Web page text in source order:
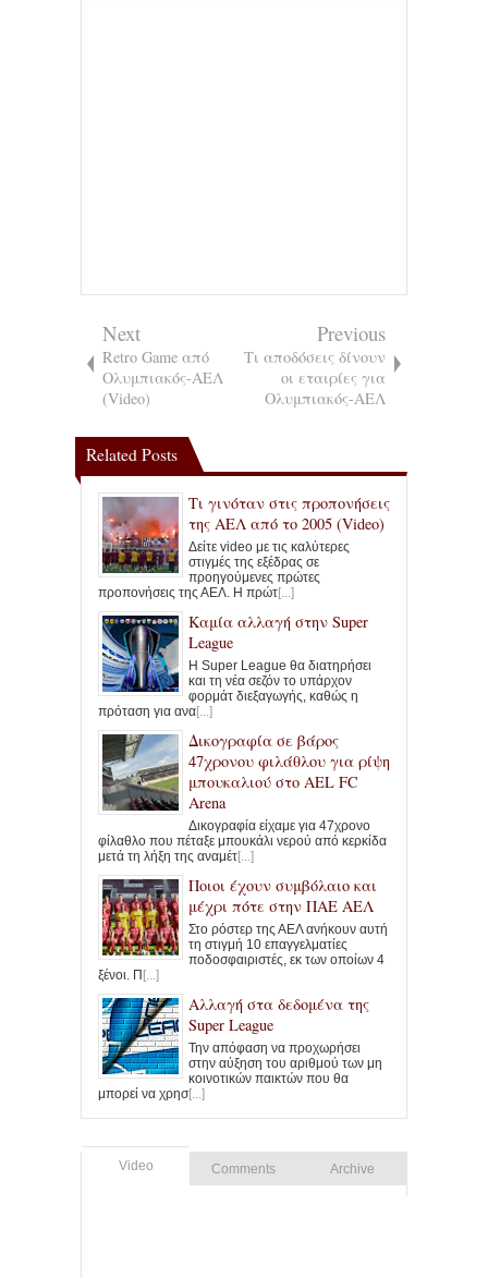
Next
Retro Game από
Ολυμπιακός-ΑΕΛ
(Video)
Previous
Τι αποδόσεις δίνουν
οι εταιρίες για
Ολυμπιακός-ΑΕΛ
Related Posts
Τι γινόταν στις προπονήσεις
της ΑΕΛ από το 2005 (Video)
Δείτε video με τις καλύτερες
στιγμές της εξέδρας σε
προηγούμενες πρώτες
προπονήσεις της ΑΕΛ. Η πρώτ[...]
Καμία αλλαγή στην Super
League
Η Super League θα διατηρήσει
και τη νέα σεζόν το υπάρχον
φορμάτ διεξαγωγής, καθώς η
πρόταση για ανα[...]
Δικογραφία σε βάρος
47χρονου φιλάθλου για ρίψη
μπουκαλιού στο AEL FC
Arena
Δικογραφία είχαμε για 47χρονο
φίλαθλο που πέταξε μπουκάλι νερού από κερκίδα
μετά τη λήξη της αναμέτ[...]
Ποιοι έχουν συμβόλαιο και
μέχρι πότε στην ΠΑΕ ΑΕΛ
Στο ρόστερ της ΑΕΛ ανήκουν αυτή
τη στιγμή 10 επαγγελματίες
ποδοσφαιριστές, εκ των οποίων 4
ξένοι. Π [...]
Αλλαγή στα δεδομένα της
Super League
Την απόφαση να προχωρήσει
στην αύξηση του αριθμού των μη
κοινοτικών παικτών που θα
μπορεί να χρησ[...]
Video Comments Archive